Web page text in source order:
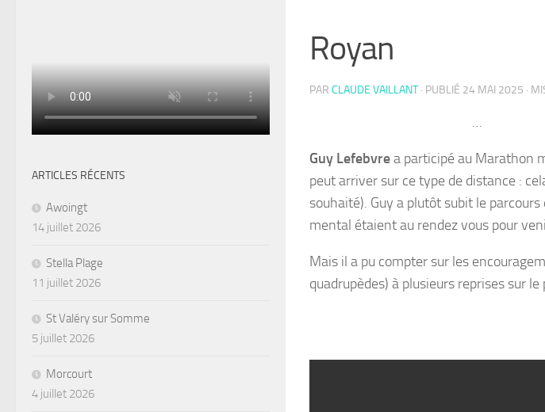
Royan
PAR CLAUDE VAILLANT · PUBLIÉ 24 MAI 2025 ·
…
Guy Lefebvrea participé au Marathon
peut arriver sur ce type de distance :
souhaité). Guy a plutôt subit le
mental étaient au rendez vous pour
Mais il a pu compter sur les
quadrupèdes) à plusieurs reprises sur
ARTICLES RÉCENTS
Awoingt
14 juillet 2026
Stella Plage
11 juillet 2026
St Valéry sur Somme
5 juillet 2026
Morcourt
4 juillet 2026